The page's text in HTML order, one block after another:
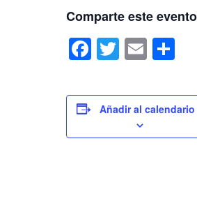
Comparte este
F
a
c
e
b
T
wi
tt
er
E
m
ail
C
m
p
ar
Añadir al calendario